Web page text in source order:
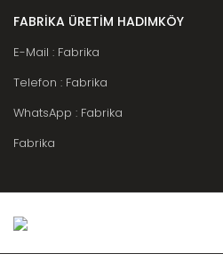
FABRİKA ÜRETİM HADIMKÖY
E-Mail : Fabrika
Telefon : Fabrika
WhatsApp : Fabrika
Fabrika